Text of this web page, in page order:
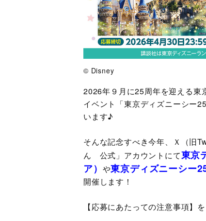
© Disney
2026年９月に25周年を迎える東
イベント「東京ディズニーシー
います♪
そんな記念すべき今年、Ｘ（
ん 公式」アカウントにて東京
ア） や東京ディズニーシー
開催します！
【応募にあたっての注意事項】